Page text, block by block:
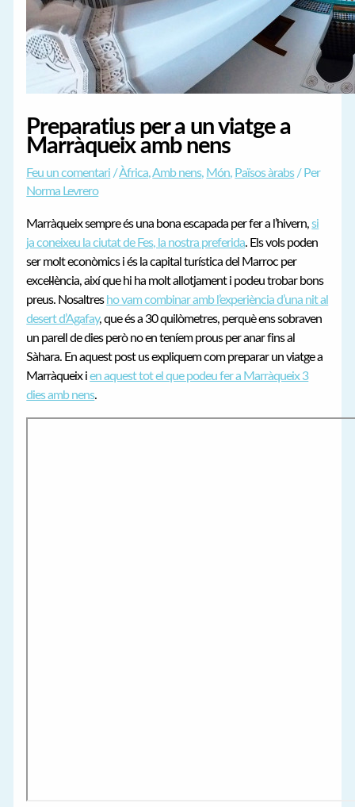
Preparatius per a un viatge a
Marràqueix amb nens
Feu un comentari /Àfrica,Amb nens, Món, Països àrabs/ Per
Norma Levrero
Marràqueix sempre és una bona escapada per fer a l’hivern,si
ja coneixeu la ciutat de Fes, la nostra preferida. Els vols poden
ser molt econòmics i és la capital turística del Marroc per
excel·lència, així que hi ha molt allotjament i podeu trobar bons
preus. Nosaltres ho vam combinar amb l’experiència d’una nit al
desert d’Agafay, que és a 30 quilòmetres, perquè ens sobraven
un parell de dies però no en teníem prous per anar fins al
Sàhara. En aquest post us expliquem com preparar un viatge a
Marràqueix ien aquest tot el que podeu fer a Marràqueix 3
dies amb nens.